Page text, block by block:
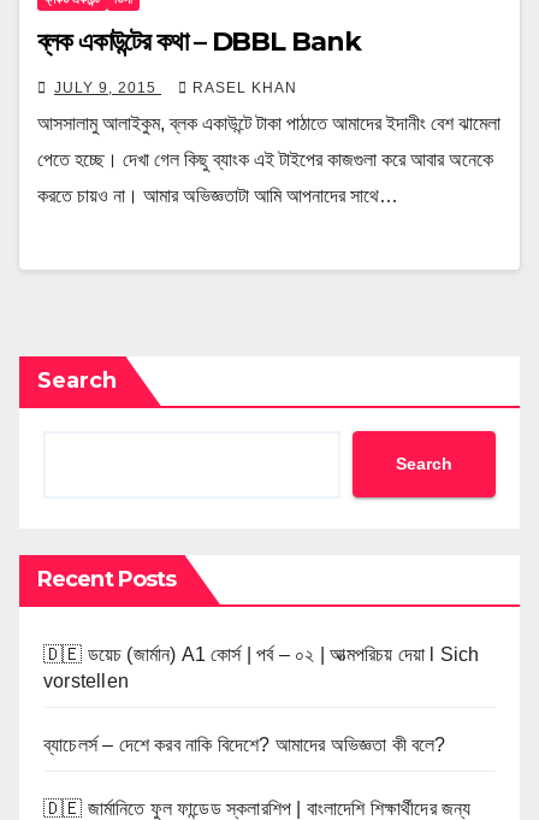
ব্লক একাউন্টের কথা – DBBL Bank
JULY 9, 2015 RASEL KHAN
আসসালামু আলাইকুম, ব্লক একাউন্টে টাকা পাঠাতে আমাদের ইদানীং বেশ ঝামেলা
পেতে হচ্ছে। দেখা গেল কিছু ব্যাংক এই টাইপের কাজগুলা করে আবার অনেকে
করতে চায়ও না। আমার অভিজ্ঞতাটা আমি আপনাদের সাথে…
Search
Search
Recent Posts
🇩🇪 ডয়েচ (জার্মান) A1 কোর্স | পর্ব – ০২ | আত্মপরিচয় দেয়া l Sich
vorstellen
ব্যাচেলর্স – দেশে করব নাকি বিদেশে? আমাদের অভিজ্ঞতা কী বলে?
🇩🇪 জার্মানিতে ফুল ফান্ডেড স্কলারশিপ | বাংলাদেশি শিক্ষার্থীদের জন্য